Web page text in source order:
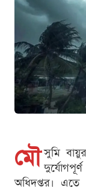
মৌ সুমি
অধিদপ্তর। এতে